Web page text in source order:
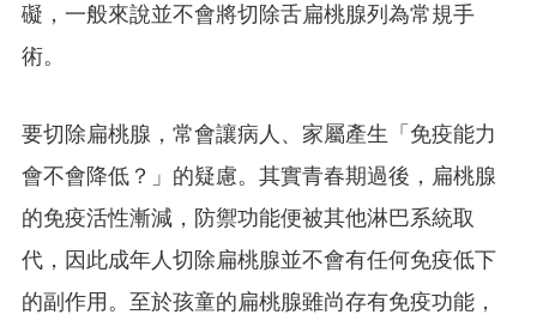
礙，一般來說並不會將切除舌扁桃腺列為常規手
術。
要切除扁桃腺，常會讓病人、家屬產生「免疫能力
會不會降低？」的疑慮。其實青春期過後，扁桃腺
的免疫活性漸減，防禦功能便被其他淋巴系統取
代，因此成年人切除扁桃腺並不會有任何免疫低下
的副作用。至於孩童的扁桃腺雖尚存有免疫功能，